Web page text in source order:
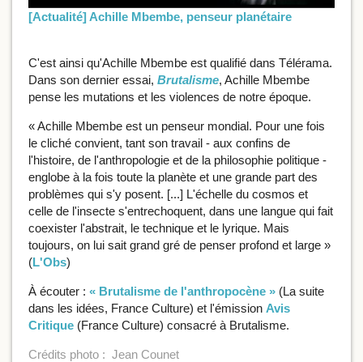
[Actualité] Achille Mbembe, penseur planétaire
C'est ainsi qu'Achille Mbembe est qualifié dans Télérama.
Dans son dernier essai, Brutalisme, Achille Mbembe
pense les mutations et les violences de notre époque.
« Achille Mbembe est un penseur mondial. Pour une fois
le cliché convient, tant son travail - aux confins de
l'histoire, de l'anthropologie et de la philosophie politique -
englobe à la fois toute la planète et une grande part des
problèmes qui s'y posent. [...] L'échelle du cosmos et
celle de l'insecte s'entrechoquent, dans une langue qui fait
coexister l'abstrait, le technique et le lyrique. Mais
toujours, on lui sait grand gré de penser profond et large »
(L'Obs)
À écouter : « Brutalisme de l'anthropocène » (La suite
dans les idées, France Culture) et l'émission Avis
Critique (France Culture) consacré à Brutalisme.
Crédits photo : Jean Counet